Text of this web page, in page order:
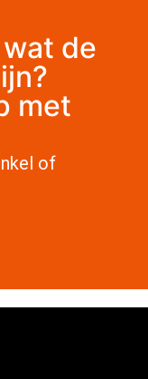
de
met
of